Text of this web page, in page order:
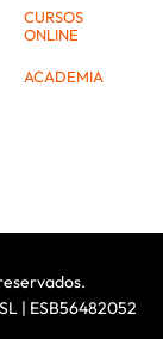
CURSOS
ONLINE
ACADEMIA
| ESB56482052